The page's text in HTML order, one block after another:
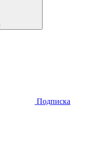
Подписка